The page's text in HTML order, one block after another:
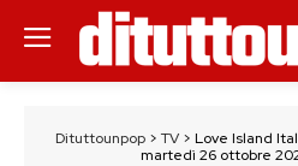
Dituttounpop> TV> Love Island
martedì 26 ottobre